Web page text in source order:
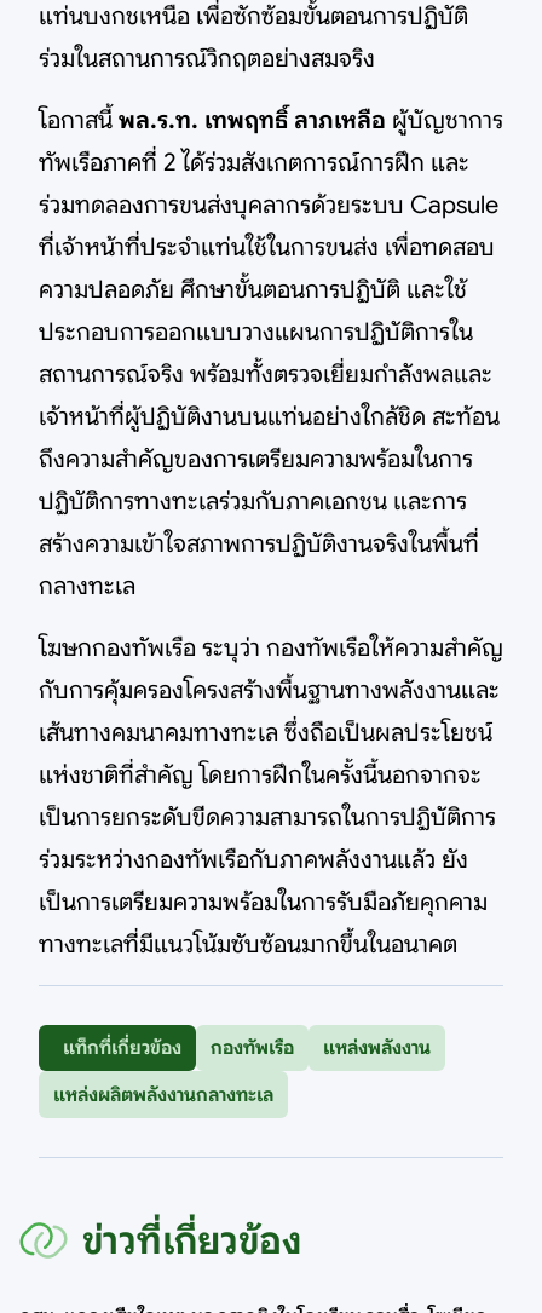
แท่นบงกชเหนือ เพื่อซักซ้อมขั้นตอนการปฏิบัติ
ร่วมในสถานการณ์วิกฤตอย่างสมจริง
โอกาสนี้ พล.ร.ท. เทพฤทธิ์ ลาภเหลือ ผู้บัญชาการ
ทัพเรือภาคที่ 2 ได้ร่วมสังเกตการณ์การฝึก และ
ร่วมทดลองการขนส่งบุคลากรด้วยระบบ Capsule
ที่เจ้าหน้าที่ประจำแท่นใช้ในการขนส่ง เพื่อทดสอบ
ความปลอดภัย ศึกษาขั้นตอนการปฏิบัติ และใช้
ประกอบการออกแบบวางแผนการปฏิบัติการใน
สถานการณ์จริง พร้อมทั้งตรวจเยี่ยมกำลังพลและ
เจ้าหน้าที่ผู้ปฏิบัติงานบนแท่นอย่างใกล้ชิด สะท้อน
ถึงความสำคัญของการเตรียมความพร้อมในการ
ปฏิบัติการทางทะเลร่วมกับภาคเอกชน และการ
สร้างความเข้าใจสภาพการปฏิบัติงานจริงในพื้นที่
กลางทะเล
โฆษกกองทัพเรือ ระบุว่า กองทัพเรือให้ความสำคัญ
กับการคุ้มครองโครงสร้างพื้นฐานทางพลังงานและ
เส้นทางคมนาคมทางทะเล ซึ่งถือเป็นผลประโยชน์
แห่งชาติที่สำคัญ โดยการฝึกในครั้งนี้นอกจากจะ
เป็นการยกระดับขีดความสามารถในการปฏิบัติการ
ร่วมระหว่างกองทัพเรือกับภาคพลังงานแล้ว ยัง
เป็นการเตรียมความพร้อมในการรับมือภัยคุกคาม
ทางทะเลที่มีแนวโน้มซับซ้อนมากขึ้นในอนาคต
แท็กที่เกี่ยวข้อง กองทัพเรือ
แหล่งพลังงาน
แหล่งผลิตพลังงานกลางทะเล
ข่าวที่เกี่ยวข้อง